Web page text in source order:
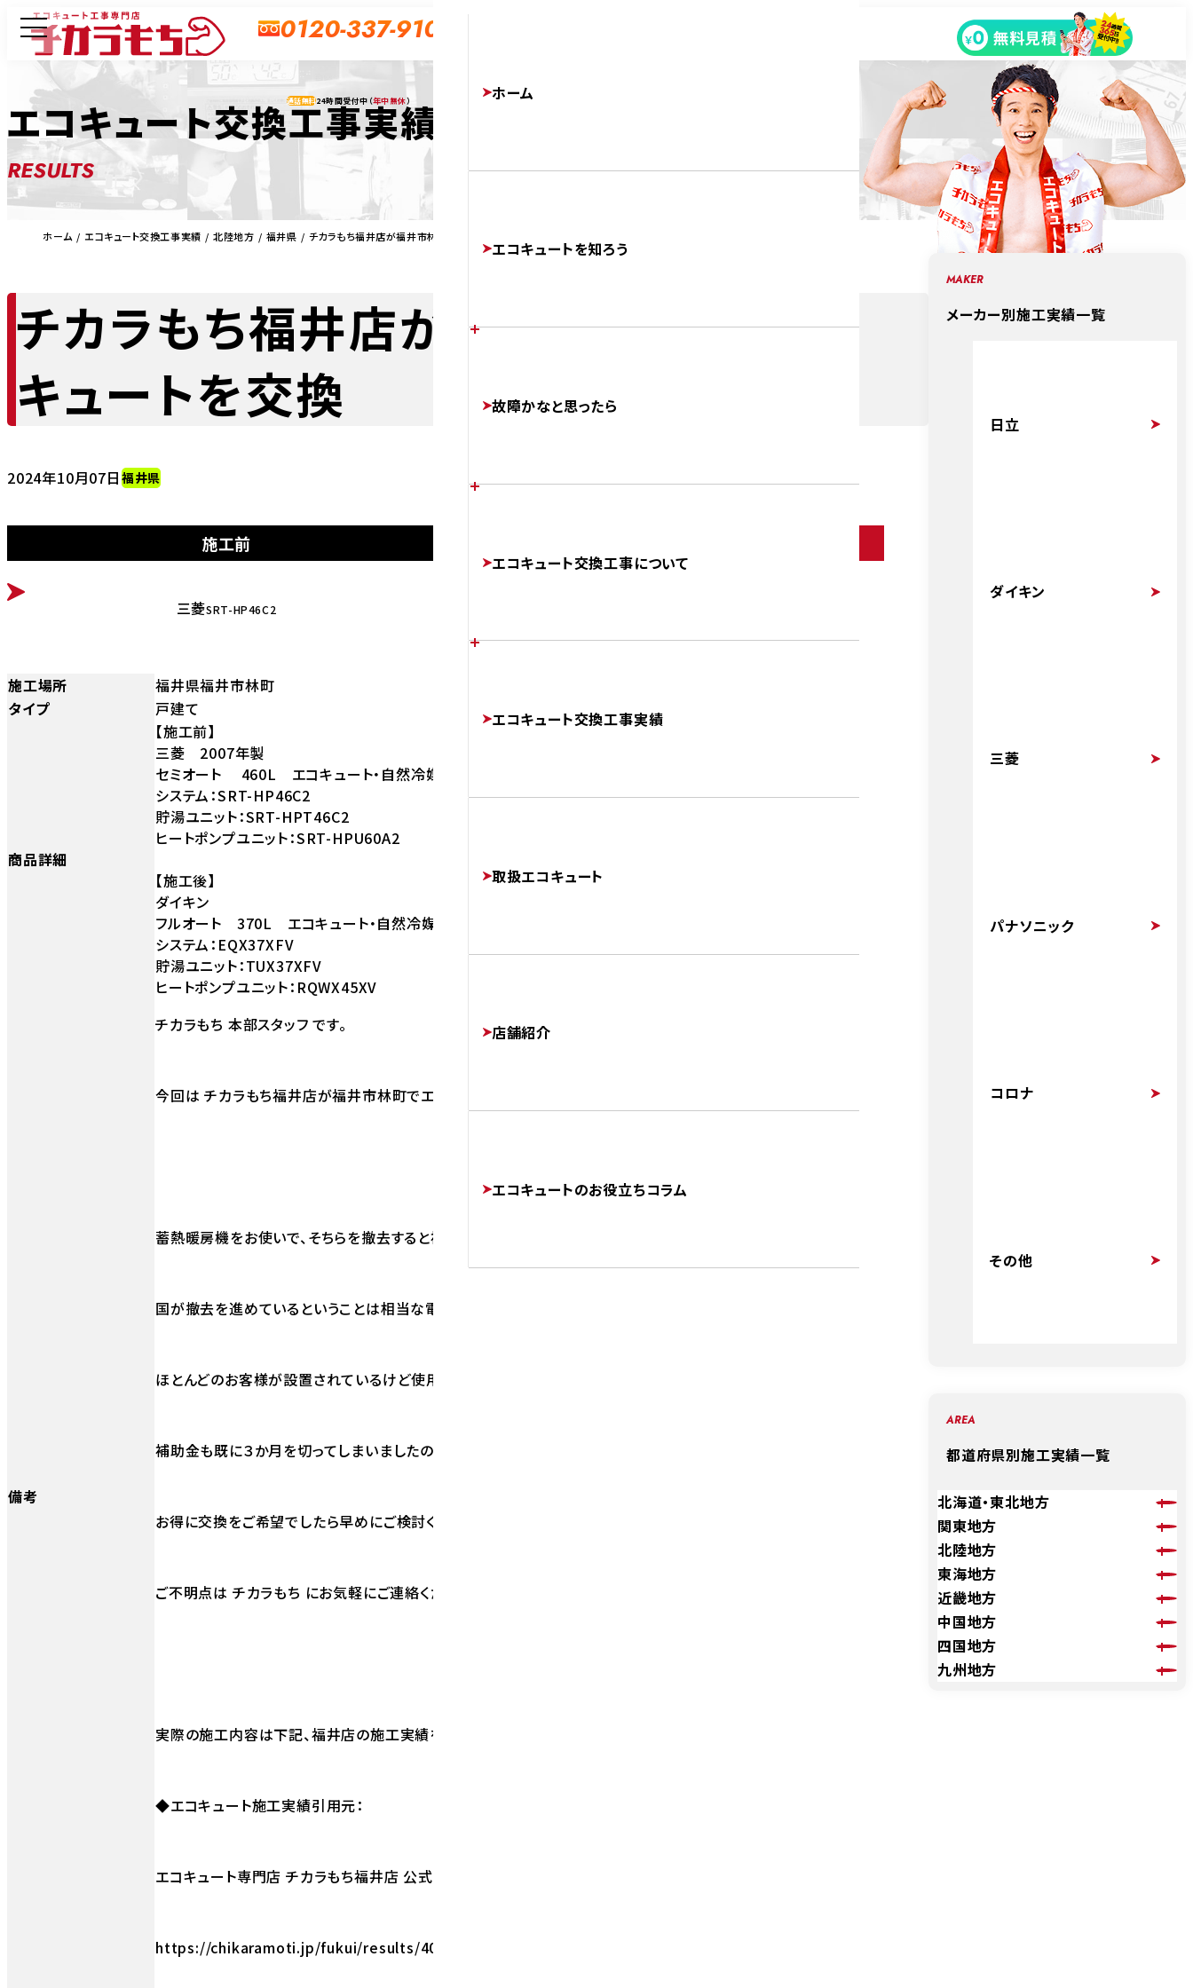
0120-337-910
通話無料24時間受付中（年中無休） ホーム
エコキュートを知ろう
CHOOSE
故障かなと思ったら
BETTER
エコキュート交換工事について
FLOW
エコキュート交換工事実績
取扱エコキュート
店舗紹介
エコキュートのお役立ちコラム
エコキュート交換工事実績
RESULTS
ホーム エコキュート交換工事実績 北陸地方 福井県 チカラもち福井店が福井市林町 でエコキュートを交換
チカラもち福井店が福井市林町 でエコ
キュートを交換
2024年10月07日 福井県
施工前
BEFORE 三菱SRT-HP46C2
施工場所
福井県福井市林町
タイプ
戸建て
商品詳細
【施工前】
三菱 2007年製
セミオート 460L エコキュート・自然冷媒 CO2ヒートポンプ給湯機
システム：SRT-HP46C2
貯湯ユニット：SRT-HPT46C2
ヒートポンプユニット：SRT-HPU60A2
【施工後】
ダイキン
フルオート 370L エコキュート・自然冷媒 CO2ヒートポンプ給湯機
システム：EQX37XFV
貯湯ユニット：TUX37XFV
ヒートポンプユニット：RQWX45XV
備考
チカラもち 本部スタッフ です。
今回は チカラもち福井店が福井市林町でエコキュートを交換しました。
蓄熱暖房機をお使いで、そちらを撤去すると補助金１０万円が加算されます。
国が撤去を進めているということは相当な電気を使うんでしょう。
ほとんどのお客様が設置されているけど使用されていません。
補助金も既に３か月を切ってしまいましたので、
お得に交換をご希望でしたら早めにご検討ください。
ご不明点は チカラもち にお気軽にご連絡ください。
実際の施工内容は下記、福井店の施工実績をご覧ください。
◆エコキュート施工実績引用元：
エコキュート専門店 チカラもち福井店 公式サイト
https://chikaramoti.jp/fukui/results/4051/
MAKER
メーカー別施工実績一覧
日立
ダイキン
三菱
パナソニック
コロナ
その他
AREA
都道府県別施工実績一覧
北海道・東北地方
関東地方
北陸地方
東海地方
近畿地方
中国地方
四国地方
九州地方